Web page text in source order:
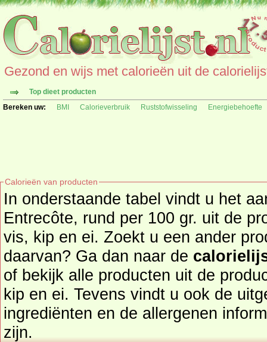
Gezond en wijs met calorieën uit de
Top dieet producten
Bereken uw:
BMI Calorieverbruik Ruststofwisseling Energiebehoefte
Calorieën van producten
In onderstaande tabel vindt u het
Entrecôte, rund per 100 gr. uit de productgroep vlees(waren),
vis, kip en ei. Zoekt u een ander
daarvan? Ga dan naar de
of bekijk alle producten uit de
kip en ei. Tevens vindt u ook de uitgebreide calorie informatie,
ingrediënten en de allergenen informatie als deze beschikbaar
zijn.